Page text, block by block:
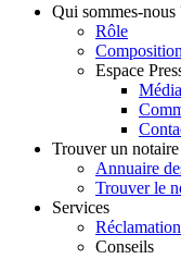
Qui sommes-nous
Rôle
Composition
Espace
Trouver un notaire
Annuaire
Trouver le
Services
Conseils